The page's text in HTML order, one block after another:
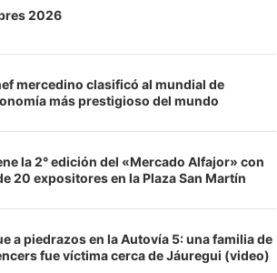
2026
mercedino clasificó al mundial de
más prestigioso del mundo
la 2° edición del «Mercado Alfajor» con
20 expositores en la Plaza San Martín
a piedrazos en la Autovía 5: una familia de
fue víctima cerca de Jáuregui (video)